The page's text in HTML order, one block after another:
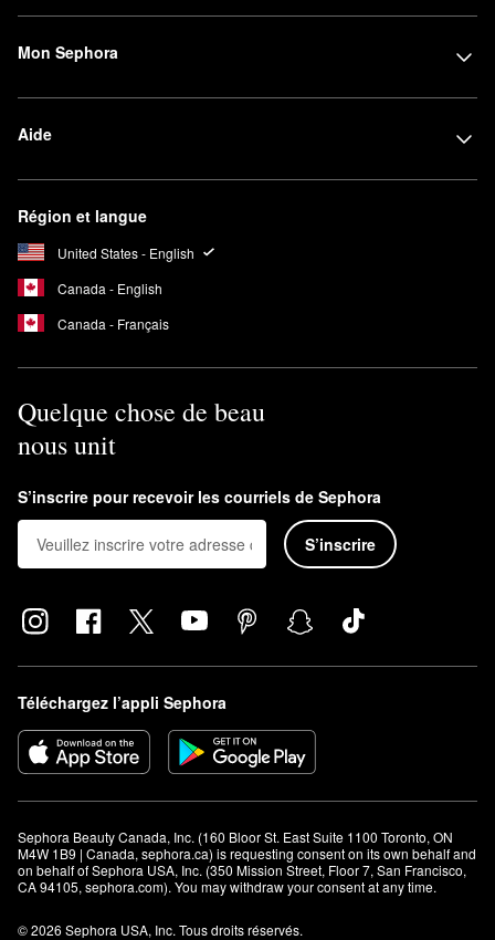
Mon Sephora
Aide
Région et langue
United States - English
Canada - English
Canada - Français
Quelque chose de beau
nous unit
S’inscrire pour recevoir les courriels de Sephora
S’inscrire
Téléchargez l’appli Sephora
Sephora Beauty Canada, Inc. (160 Bloor St. East Suite 1100 Toronto, ON
M4W 1B9 | Canada, sephora.ca) is requesting consent on its own behalf and
on behalf of Sephora USA, Inc. (350 Mission Street, Floor 7, San Francisco,
CA 94105, sephora.com). You may withdraw your consent at any time.
© 2026 Sephora USA, Inc. Tous droits réservés.